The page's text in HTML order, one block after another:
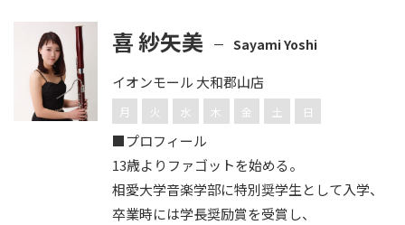
喜 紗矢美 Sayami Yoshi
イオンモール 大和郡山店
月 火 水 木 金 土 日
■プロフィール
13歳よりファゴットを始める。
相愛大学音楽学部に特別奨学生として入学、
卒業時には学長奨励賞を受賞し、